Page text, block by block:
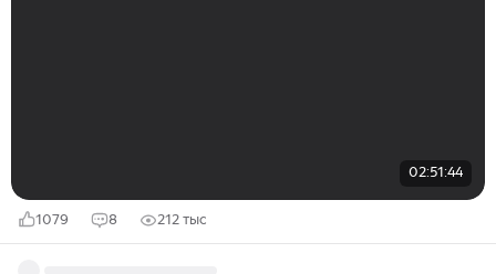
02:51:44
1079 8 212 тыс